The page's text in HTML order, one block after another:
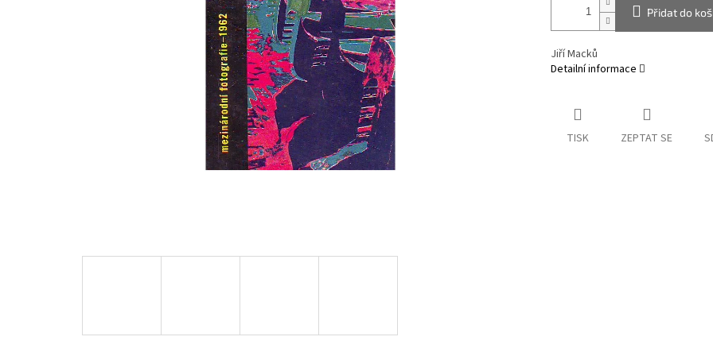
Přidat do
Jiří Macků
Detailní informace
TISK ZEPTAT SE